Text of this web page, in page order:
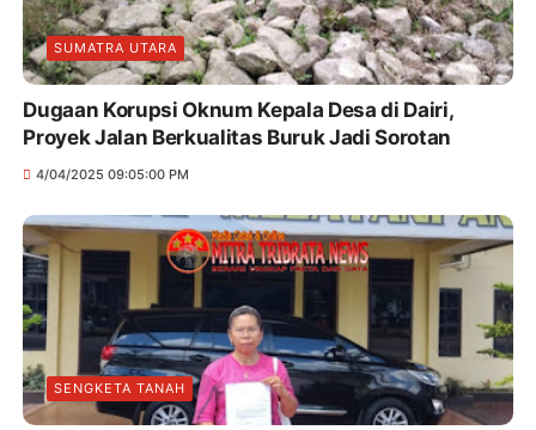
SUMATRA UTARA
Dugaan Korupsi Oknum Kepala Desa di Dairi,
Proyek Jalan Berkualitas Buruk Jadi Sorotan
4/04/2025 09:05:00 PM
SENGKETA TANAH